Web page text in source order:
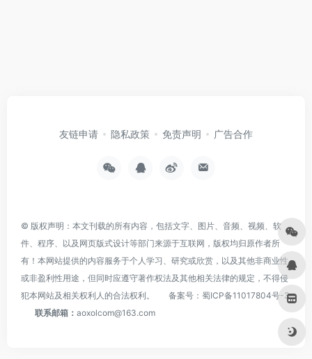
友链申请 隐私政策 免责声明 广告合作
© 版权声明：本文刊载的所有内容，包括文字、图片、音频、视频、软
件、程序、以及网页版式设计等部门来源于互联网，版权均归原作者所
有！本网站提供的内容服务于个人学习、研究或欣赏，以及其他非商业性
或非盈利性用途，但同时应遵守著作权法及其他相关法律的规定，不得侵
犯本网站及相关权利人的合法权利。
备案号： 蜀ICP备11017804号-3
联系邮箱： aoxolcom@163.com